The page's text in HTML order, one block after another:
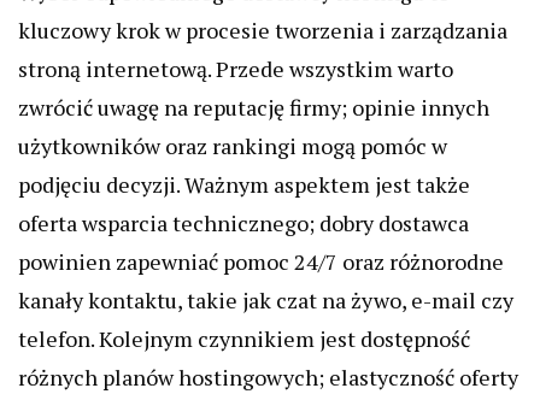
kluczowy krok w procesie tworzenia i zarządzania
stroną internetową. Przede wszystkim warto
zwrócić uwagę na reputację firmy; opinie innych
użytkowników oraz rankingi mogą pomóc w
podjęciu decyzji. Ważnym aspektem jest także
oferta wsparcia technicznego; dobry dostawca
powinien zapewniać pomoc 24/7 oraz różnorodne
kanały kontaktu, takie jak czat na żywo, e-mail czy
telefon. Kolejnym czynnikiem jest dostępność
różnych planów hostingowych; elastyczność oferty